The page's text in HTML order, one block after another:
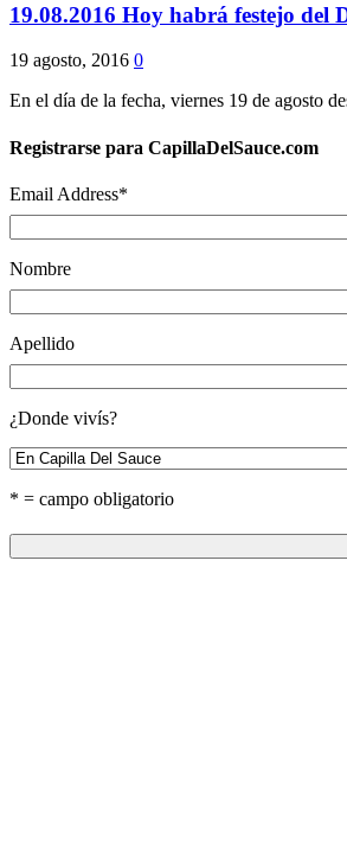
19.08.2016 Hoy habrá festejo del
19 agosto, 2016 0
En el día de la fecha, viernes 19 de agosto
Registrarse para CapillaDelSauce.com
Email Address*
Nombre
Apellido
¿Donde vivís?
* = campo obligatorio